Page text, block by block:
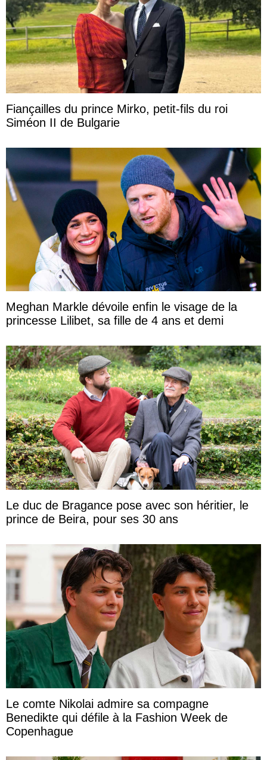
Fiançailles du prince Mirko, petit-fils du roi
Siméon II de Bulgarie
Meghan Markle dévoile enfin le visage de la
princesse Lilibet, sa fille de 4 ans et demi
Le duc de Bragance pose avec son héritier, le
prince de Beira, pour ses 30 ans
Le comte Nikolai admire sa compagne
Benedikte qui défile à la Fashion Week de
Copenhague